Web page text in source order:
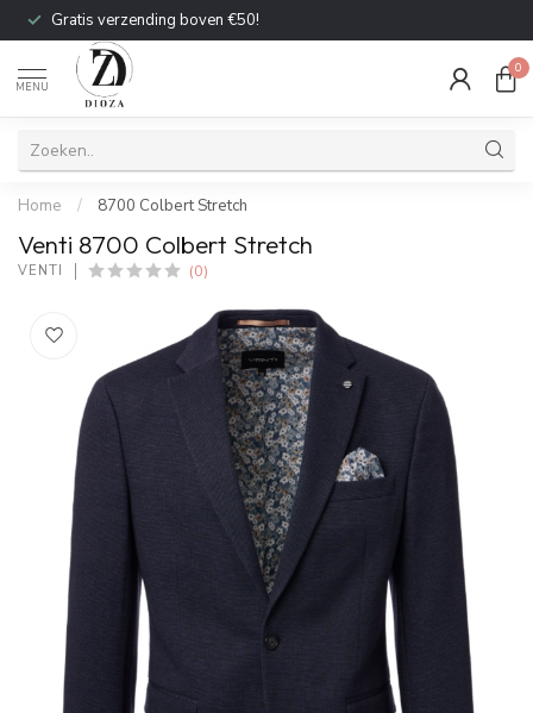
Gratis verzending boven €50!
MENU
0
Home / 8700 Colbert Stretch
Venti 8700 Colbert Stretch
VENTI (0)